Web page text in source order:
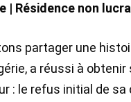
| Résidence non
partager une
a réussi à
: le refus initial de